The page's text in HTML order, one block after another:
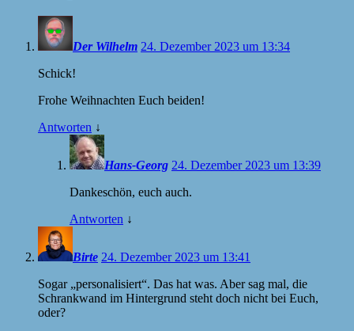
Der Wilhelm 24. Dezember 2023 um 13:34
Schick!
Frohe Weihnachten Euch beiden!
Antworten ↓
Hans-Georg 24. Dezember 2023 um 13:39
Dankeschön, euch auch.
Antworten ↓
Birte 24. Dezember 2023 um 13:41
Sogar „personalisiert“. Das hat was. Aber sag mal, die
Schrankwand im Hintergrund steht doch nicht bei Euch,
oder?